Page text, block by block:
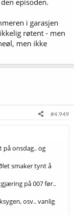
i garasjen
røtent - men
men ikke
#4.949
på onsdag.. og
smaker tynt å
på 007 før..
osv.. vanlig